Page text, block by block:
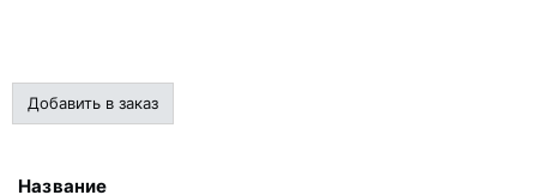
Добавить в заказ
Название